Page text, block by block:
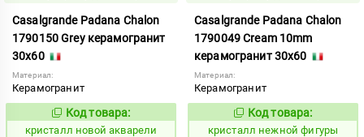
Casalgrande Padana Chalon
1790150 Grey керамогранит
30x60
Материал:
Керамогранит
820625
Код товара:
кристалл новой акварели
Casalgrande Padana Chalon
1790049 Cream 10mm
керамогранит 30x60
Материал:
Керамогранит
820615
Код товара:
кристалл нежной фигуры